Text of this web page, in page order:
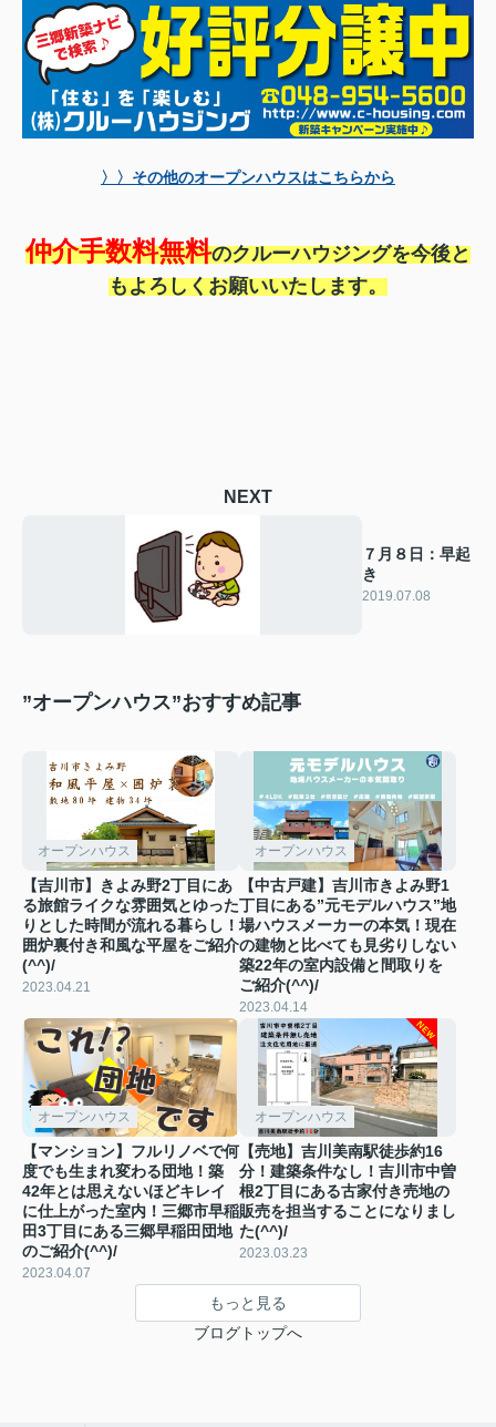
〉〉その他のオープンハウスはこちらから
仲介手数料無料のクルーハウジングを今後と
もよろしくお願いいたします。
NEXT
７月８日：早起
き
2019.07.08
”オープンハウス”おすすめ記事
オープンハウス
【吉川市】きよみ野2丁目にあ
る旅館ライクな雰囲気とゆった
りとした時間が流れる暮らし！
囲炉裏付き和風な平屋をご紹介
(^^)/
2023.04.21
オープンハウス
【中古戸建】吉川市きよみ野1
丁目にある”元モデルハウス”地
場ハウスメーカーの本気！現在
の建物と比べても見劣りしない
築22年の室内設備と間取りを
ご紹介(^^)/
2023.04.14
オープンハウス
【マンション】フルリノベで何
度でも生まれ変わる団地！築
42年とは思えないほどキレイ
に仕上がった室内！三郷市早稲
田3丁目にある三郷早稲田団地
のご紹介(^^)/
2023.04.07
オープンハウス
【売地】吉川美南駅徒歩約16
分！建築条件なし！吉川市中曽
根2丁目にある古家付き売地の
販売を担当することになりまし
た(^^)/
2023.03.23
もっと見る
ブログトップへ